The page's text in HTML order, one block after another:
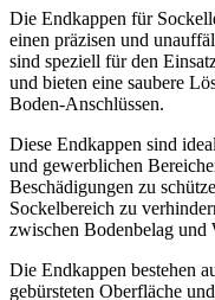
Die Endkappen für
einen präzisen und
sind speziell für den
und bieten eine saubere
Boden-Anschlüssen.
Diese Endkappen sind
und gewerblichen
Beschädigungen zu
Sockelbereich zu
zwischen Bodenbelag und
Die Endkappen bestehen
gebürsteten Oberfläche